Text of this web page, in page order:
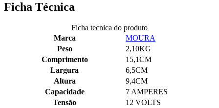
Ficha Técnica
Ficha tecnica do produto
Marca
MOURA
Peso
2,10KG
Comprimento
15,1CM
Largura
6,5CM
Altura
9,4CM
Capacidade
7 AMPERES
Tensão
12 VOLTS